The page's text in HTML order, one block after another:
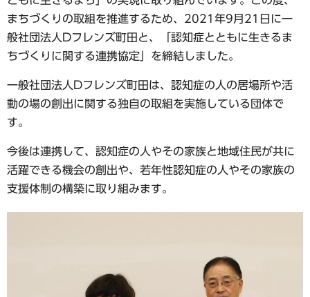
まちづくりの取組を推進するため、2021年9月21日に一
般社団法人Dフレンズ町田と、「認知症とともに生きるま
ちづくりに関する連携協定」を締結しました。
一般社団法人Dフレンズ町田は、認知症の人の居場所や活
動の場の創出に関する独自の取組を実施している団体で
す。
今後は連携して、認知症の人やその家族と地域住民が共に
活躍できる機会の創出や、若年性認知症の人やその家族の
支援体制の構築に取り組みます。